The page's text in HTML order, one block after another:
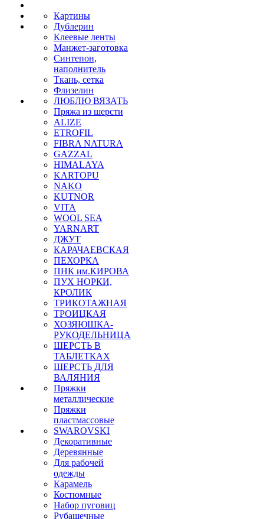
Картины
Дублерин
Клеевые ленты
Манжет-заготовка
Синтепон,
наполнитель
Ткань, сетка
Флизелин
ЛЮБЛЮ ВЯЗАТЬ
Пряжа из шерсти
ALIZE
ETROFIL
FIBRA NATURA
GAZZAL
HIMALAYA
KARTOPU
NAKO
KUTNOR
VITA
WOOL SEA
YARNART
ДЖУТ
КАРАЧАЕВСКАЯ
ПЕХОРКА
ПНК им.КИРОВА
ПУХ НОРКИ,
КРОЛИК
ТРИКОТАЖНАЯ
ТРОИЦКАЯ
ХОЗЯЮШКА-
РУКОДЕЛЬНИЦА
ШЕРСТЬ В
ТАБЛЕТКАХ
ШЕРСТЬ ДЛЯ
ВАЛЯНИЯ
Пряжки
металлические
Пряжки
пластмассовые
SWAROVSKI
Декоративные
Деревянные
Для рабочей
одежды
Карамель
Костюмные
Набор пуговиц
Рубашечные